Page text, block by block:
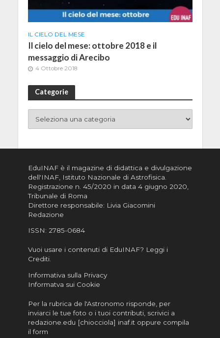
IL CIELO DEL MESE
Il cielo del mese: ottobre 2018 e il
messaggio di Arecibo
4 Ottobre 2018
Categorie
EduINAF è il magazine di didattica e divulgazione
dell'INAF, Istituto Nazionale di Astrofisica
Registrazione n. 45/2020 in data 4 giugno 2020,
Tribunale di Roma
Direttore responsabile: Livia Giacomini
Redazione
ISSN: 2785-0684
Vuoi usare i contenuti di EduINAF? Leggi i
Crediti.
Informativa sulla Privacy
Informatva sui Cookie
Per la rubrica de l'Astronomo risponde, per
inviarci le tue foto o i tuoi contributi, scrivici a
redazione.edu [chiocciola] inaf.it oppure compila
il form